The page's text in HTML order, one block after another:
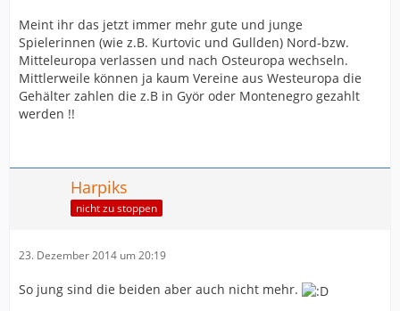
Meint ihr das jetzt immer mehr gute und junge
Spielerinnen (wie z.B. Kurtovic und Gullden) Nord-bzw.
Mitteleuropa verlassen und nach Osteuropa wechseln.
Mittlerweile können ja kaum Vereine aus Westeuropa die
Gehälter zahlen die z.B in Györ oder Montenegro gezahlt
werden !!
Harpiks
nicht zu stoppen
23. Dezember 2014 um 20:19
So jung sind die beiden aber auch nicht mehr.